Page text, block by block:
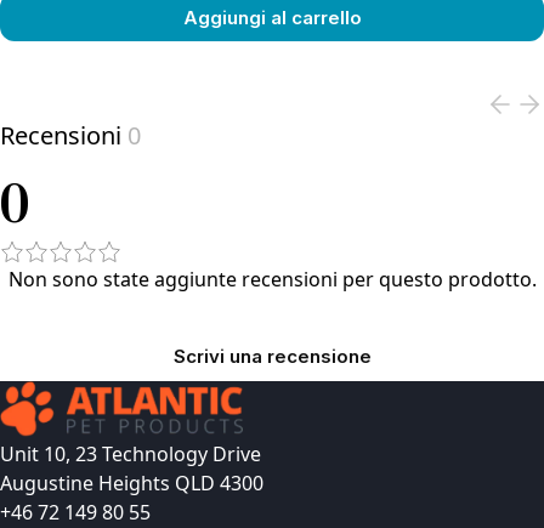
Aggiungi al carrello
Recensioni 0
0
Non sono state aggiunte recensioni per questo prodotto.
Scrivi una recensione
Unit 10, 23 Technology Drive
Augustine Heights QLD 4300
+46 72 149 80 55